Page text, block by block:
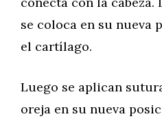
se coloca en su nueva
el cartílago.
Luego se aplican
oreja en su nueva